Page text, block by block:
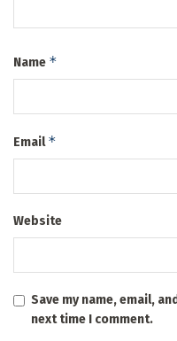
Name *
Email*
Website
Save my name, email,
next time I comment.